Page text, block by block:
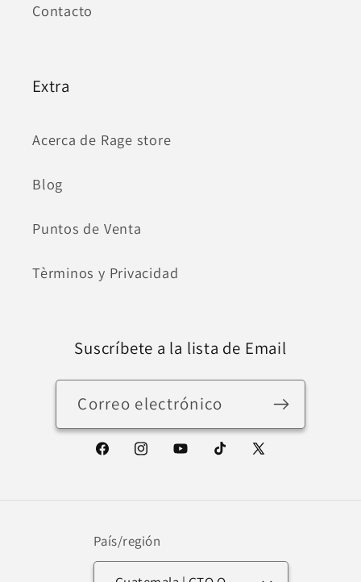
Contacto
Extra
Acerca de Rage store
Blog
Puntos de Venta
Tèrminos y Privacidad
Suscríbete a la lista de Email
Correo electrónico
FacebookInstagramYouTubeTikTokX
País/región